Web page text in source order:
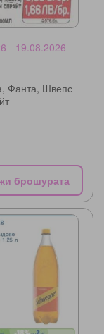
- 19.08.2026
Фанта, Швепс
брошурата